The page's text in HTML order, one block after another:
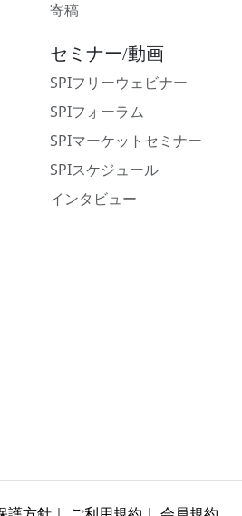
寄稿
セミナー/動画
SPIフリーウェビナー
SPIフォーラム
SPIマーケットセミナー
SPIスケジュール
インタビュー